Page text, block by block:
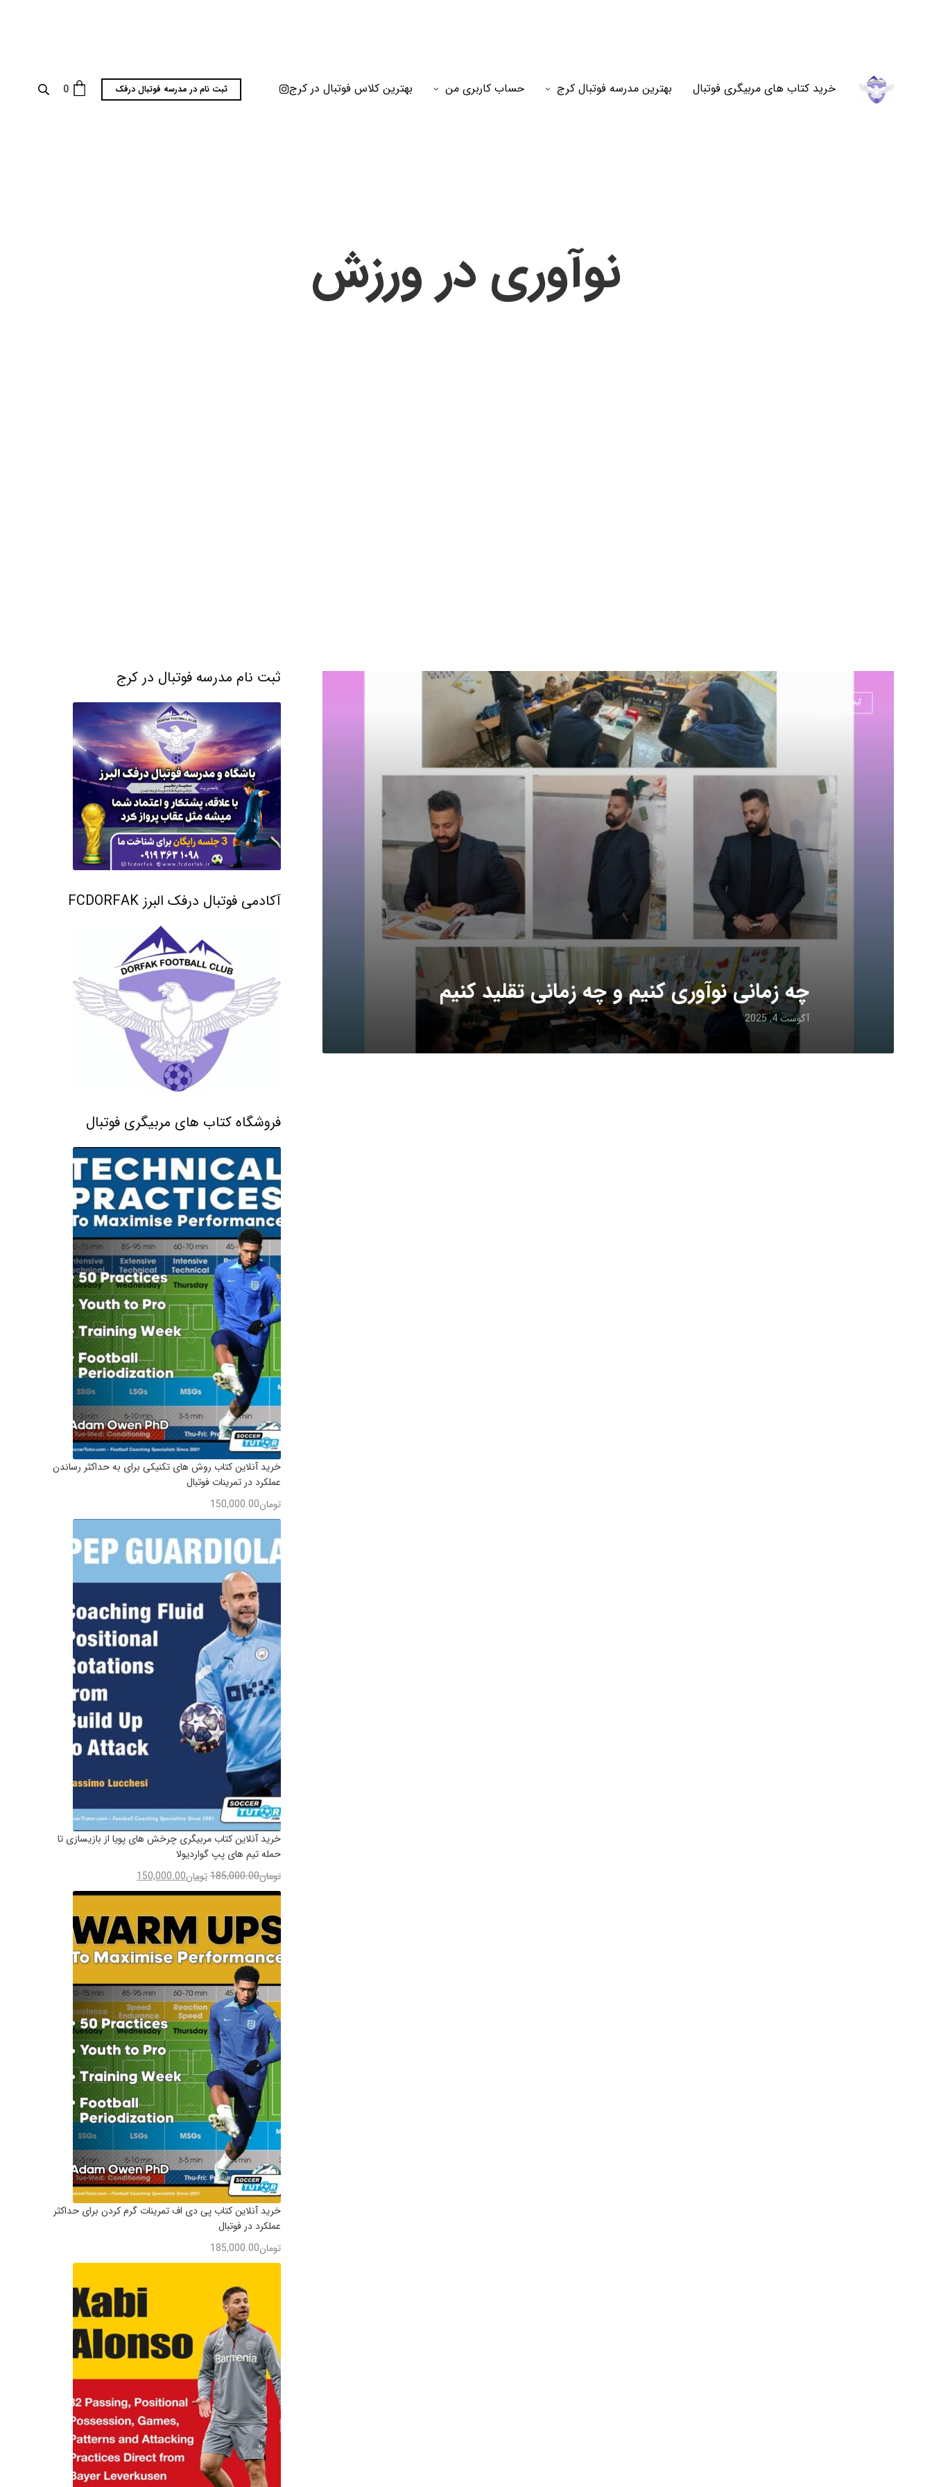
خرید کتاب های مربیگری فوتبال بهترین مدرسه فوتبال کرج حساب کاربری من بهترین کلاس فوتبال در کرج ثبت نام در مدرسه فوتبال درفک 0
نوآوری در ورزش
آینده پژوهی
چه زمانی نوآوری کنیم و چه زمانی تقلید کنیم
آگوست 4, 2025
ثبت نام مدرسه فوتبال در کرج
آکادمی فوتبال درفک البرز FCDORFAK
فروشگاه کتاب های مربیگری فوتبال
خرید آنلاین کتاب روش های تکنیکی برای به حداکثر رساندن
عملکرد در تمرینات فوتبال
تومان150,000.00
خرید آنلاین کتاب مربیگری چرخش های پویا از بازیسازی تا
حمله تیم های پپ گواردیولا
تومان185,000.00تومان150,000.00
خرید آنلاین کتاب پی دی اف تمرینات گرم کردن برای حداکثر
عملکرد در فوتبال
تومان185,000.00